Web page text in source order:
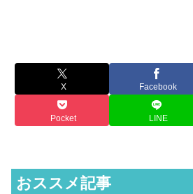
X Facebook
Pocket LINE
おススメ記事